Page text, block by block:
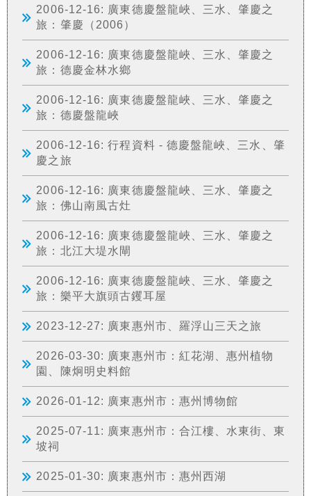
2006-12-16: 廣東德慶盤龍峽、三水、肇慶之
旅：肇慶（2006）
2006-12-16: 廣東德慶盤龍峽、三水、肇慶之
旅：德慶金林水鄉
2006-12-16: 廣東德慶盤龍峽、三水、肇慶之
旅：德慶盤龍峽
2006-12-16: 行程資料 - 德慶盤龍峽、三水、肇
慶之旅
2006-12-16: 廣東德慶盤龍峽、三水、肇慶之
旅：佛山南風古灶
2006-12-16: 廣東德慶盤龍峽、三水、肇慶之
旅：北江大堤水閘
2006-12-16: 廣東德慶盤龍峽、三水、肇慶之
旅：樂平大旗頭古钁耳屋
2023-12-27: 廣東惠州市、羅浮山三天之旅
2026-03-30: 廣東惠州市：紅花湖、惠州植物
園、陳炯明史料館
2026-01-12: 廣東惠州市：惠州博物館
2025-07-11: 廣東惠州市：合江樓、水東街、東
坡祠
2025-01-30: 廣東惠州市：惠州西湖